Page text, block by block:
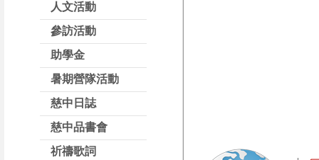
人文活動
參訪活動
助學金
暑期營隊活動
慈中日誌
慈中品書會
祈禱歌詞